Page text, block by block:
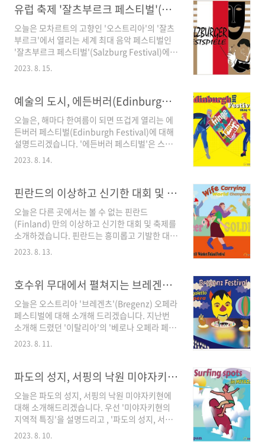
행사의 주요 내용을 자세히 보여드리고
Summary로..
늘은 그 '에멘탈 치즈'의 고향 스위스의, '치즈 분
배 축제'에 대해 설명드리겠습니다. 먼저 '스위스
캐슈타일레트 축제, 치즈 분배 축제의 역사와 의
미'에 대해 설명드리고, '치즈 분배 축제의 주요
내용', '치즈 분배 축제 문화와 지역 커뮤니티 연
결'에 대해 이야기하겠습니다. 그리고 마지막으
..
유럽 축제 '잘츠부르크 페스티벌'(Salzburg Festival)- 유럽 여행
오늘은 모차르트의 고향인 '오스트리아'의 '잘츠
부르크'에서 열리는 세계 최대 음악 페스티벌인
'잘츠부르크 페스티벌'(Salzburg Festival)에
대해서 설명드리겠습니다. 축제의 도시 '잘츠부
르크'는 서커스, 댄스, 연극, 재즈 그리고 클래식
로 유명합니다. 그중에서도 뜨거운 여름에 개최
되는 '잘츠부르크 페스티벌'은, 전 세계 음악 애호
가들이 이 페스티벌에 참석하는 것을 버킷리스트
로 삼을 정도로 유럽 최대 규모의 페스티벌로 손
꼽힙니다. 먼저 '100년의 전통과 예술의 향연- 잘
츠부르크 페스티벌 '에 대해 설명드리고, ' 예술가
자 그럼 빨리 오스트리아의 잘츠..
2023. 8. 15.
예술의 도시, 에든버러(Edinburgh)에서 열리는 '에든버러 페스티벌' - 자유 여행
오늘은, 해마다 한여름이 되면 뜨겁게 열리는 에
든버러 페스티벌(Edinburgh Festival)에 대해
설명드리겠습니다. '에든버러 페스티벌'은 스코
틀랜드의 수도 '에든버러(Edinburgh)에서 매년
8월에 열리는 여러 문화 예술 축제의 총칭이며 올
는 '에든버러 국제 페스티벌'(Edinburgh
International Festival), 에든버러 페스티벌 프
린지(Edinburgh Festival Fringe), 로열 에든
버러 밀리터리 타투(Royal EdinBurgh Military
tattoo) 등 20여 개가 넘는 크고 작은 다양한 예
술, 문화 행사들을 포함한 대규모 축제입니다. 여
2023. 8. 14.
핀란드의 이상하고 신기한 대회 및 축제 모음 - 자유 여행
오늘은 다른 곳에서는 볼 수 없는 핀란드
(Finland) 만의 이상하고 신기한 대회 및 축제를
소개하겠습니다. 핀란드는 흥미롭고 기발한 대회
및 축제가 많기로 유명합니다. 주로 여름 내내 대
미집 위에 앉기 대회', 그리고 '늪 축구 세계 선수
지에서 개최됩니다. 분명 우승자를 가리는 대회
임에도 불구하고 긴장감은 없이 사람들마다 웃음
기가 가득하며, 이 대회들을 축제처럼 즐깁니다.
이러한 대회와 축제의 현장 속으로 같이 가보시
시작: 19세기..
2023. 8. 13.
호수위 무대에서 펼쳐지는 브레겐츠(Bregenz) 페스티벌- 자유 여행
오늘은 오스트리아 '브레겐츠'(Bregenz) 오페라
페스티벌에 대해 소개해 드리겠습니다. 지난번
소개해 드렸던 '이탈리아'의 '베로나 오페라 페스
티벌'과 더불어 한여름 밤 야외무대에서 펼쳐지
대해 설명드리고, '브레겐츠 오페라 페스벌의 진
행 방식'에 대해 이야기하겠습니다. 그리고 '브레
겐츠 페스티벌의 경제적 효과'에 대해 설명드리
고 Summary로 마무리하겠습니다. 그럼 같이 환
상적 작은 도시 '브레겐츠'로 가시죠. 1. '브레겐
츠 오페라 페스티벌'의 시작과 차원이 다른 요소
2023. 8. 11.
파도의 성지, 서핑의 낙원 미야자키현 - 자유 여행
오늘은 파도의 성지, 서핑의 낙원 미야자키현에
대해 소개해드리겠습니다. 우선 '미야자키현의
지역적 특징'을 설명드리고 , '파도의 성지, 서핑
의 낙원 미야자키'에 대해 3가지로 구분하여 설명
2023. 8. 10.